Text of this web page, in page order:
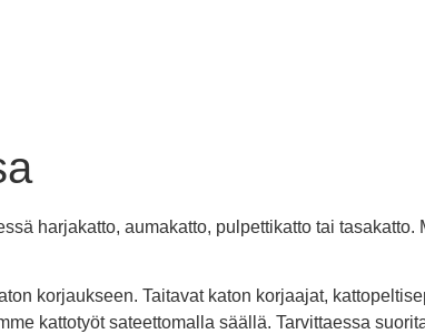
harjakatto, aumakatto, pulpettikatto tai
korjaukseen. Taitavat katon korjaajat,
kattotyöt sateettomalla säällä. Tarvittaessa